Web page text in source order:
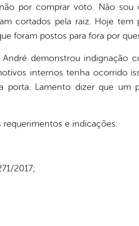
por comprar voto. Não sou
cortados pela raiz. Hoje tem
foram postos para fora por
demonstrou indignação
internos tenha ocorrido
porta. Lamento dizer que um
e indicações:
2017;